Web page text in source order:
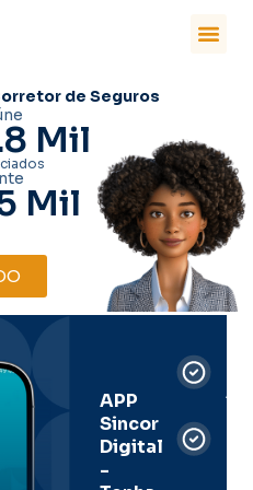
de Seguros
Mil
Mil
APP
Sincor
Digital
-